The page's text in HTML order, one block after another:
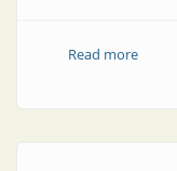
Read moreabout